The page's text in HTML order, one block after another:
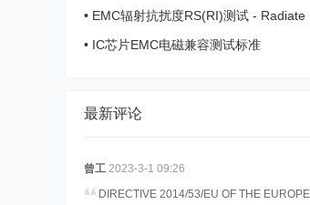
• EMC辐射抗扰度RS(RI)测试 -
Immunity, RI ...
• IC芯片EMC电磁兼容测试标准
最新评论
曾工 2023-3-1 09:26
DIRECTIVE 2014/53/EU OF THE